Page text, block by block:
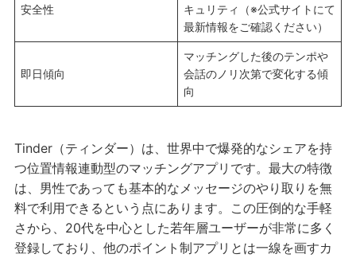
安全性
キュリティ（※公式サイトにて
最新情報をご確認ください）
即日傾向
マッチングした後のテンポや
会話のノリ次第で変化する傾
向
Tinder（ティンダー）は、世界中で爆発的なシェアを持
つ位置情報連動型のマッチングアプリです。最大の特徴
は、男性であっても基本的なメッセージのやり取りを無
料で利用できるという点にあります。この圧倒的な手軽
さから、20代を中心とした若年層ユーザーが非常に多く
登録しており、他のポイント制アプリとは一線を画すカ